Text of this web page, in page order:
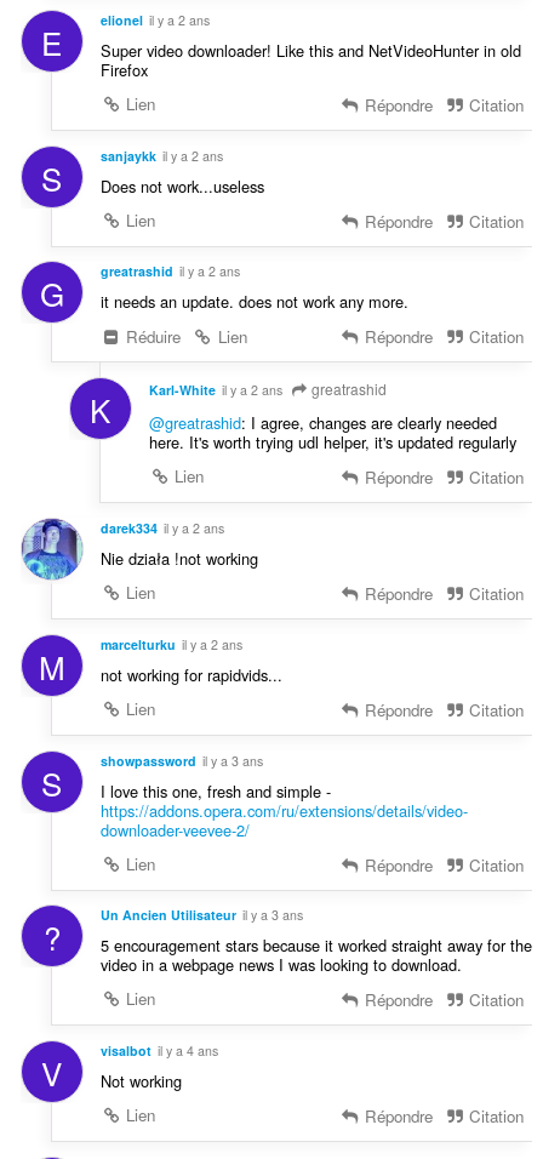
E elionel il y a 2 ans
Super video downloader! Like this and NetVideoHunter in old
Firefox
Lien
Répondre Citation
S sanjaykk il y a 2 ans
Does not work...useless
Lien
Répondre Citation
G greatrashid il y a 2 ans
it needs an update. does not work any more.
Réduire
Lien Répondre Citation
K Karl-White il y a 2 ans greatrashid
@greatrashid: I agree, changes are clearly needed
here. It's worth trying udl helper, it's updated regularly
Lien
Répondre Citation
darek334 il y a 2 ans
Nie działa !not working
Lien
Répondre Citation
M marcelturku il y a 2 ans
not working for rapidvids...
Lien
Répondre Citation
S showpassword il y a 3 ans
I love this one, fresh and simple -
https://addons.opera.com/ru/extensions/details/video-
downloader-veevee-2/
Lien
Répondre Citation
? Un Ancien Utilisateur il y a 3 ans
5 encouragement stars because it worked straight away for the
video in a webpage news I was looking to download.
Lien
Répondre Citation
V visalbot il y a 4 ans
Not working
Lien
Répondre Citation